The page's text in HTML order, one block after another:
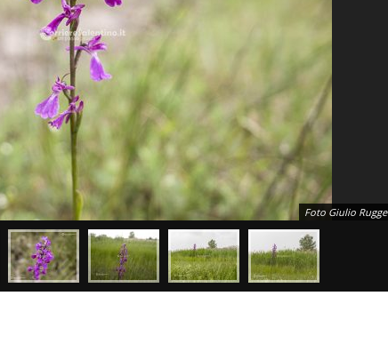
Foto Giulio Rugge